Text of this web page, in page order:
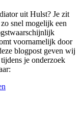
uit Hulst? Je zit
snel mogelijk een
voornamelijk door
blogpost geven wij
je onderzoek